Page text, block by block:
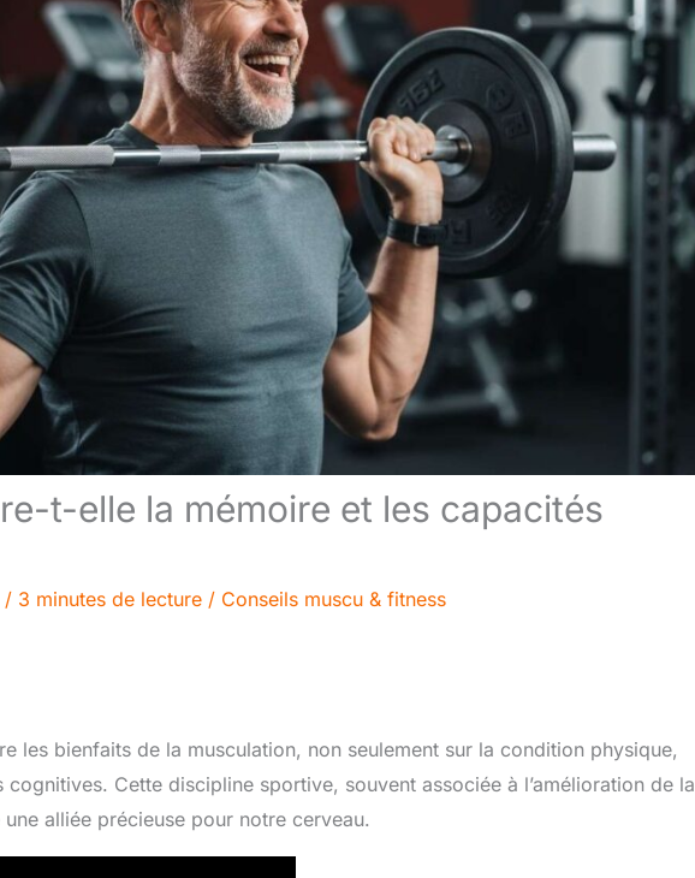
t-elle la mémoire et les capacités
/ 3 minutes de lecture / Conseils muscu & fitness
les bienfaits de la musculation, non seulement sur la condition physique,
Cette discipline sportive, souvent associée à l’amélioration de la
alliée précieuse pour notre cerveau.